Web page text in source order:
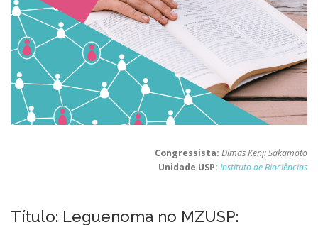
Congressista: Dimas Kenji Sakamoto
Unidade USP: Instituto de Biociências
Título: Leguenoma no MZUSP: